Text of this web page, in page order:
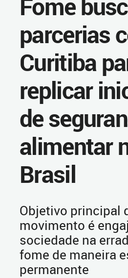
Fome
parcerias
Curitiba
replicar
de
alimentar
Brasil
Objetivo principal
movimento é
sociedade na
fome de maneira
permanente